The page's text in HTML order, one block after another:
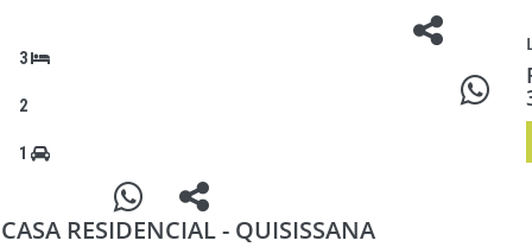
3
2
1
CASA RESIDENCIAL - QUISISSANA